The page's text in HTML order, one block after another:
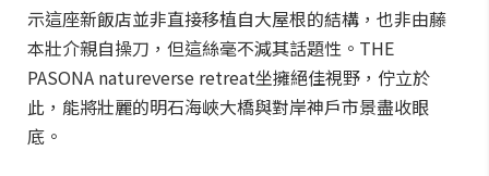
示這座新飯店並非直接移植自大屋根的結構，也非由藤
本壯介親自操刀，但這絲毫不減其話題性。THE
PASONA natureverse retreat坐擁絕佳視野，佇立於
此，能將壯麗的明石海峽大橋與對岸神戶市景盡收眼
底。